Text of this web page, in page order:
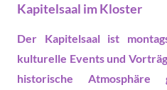
Kapitelsaal im Kloster
Der Kapitelsaal ist
kulturelle Eventsund
historische